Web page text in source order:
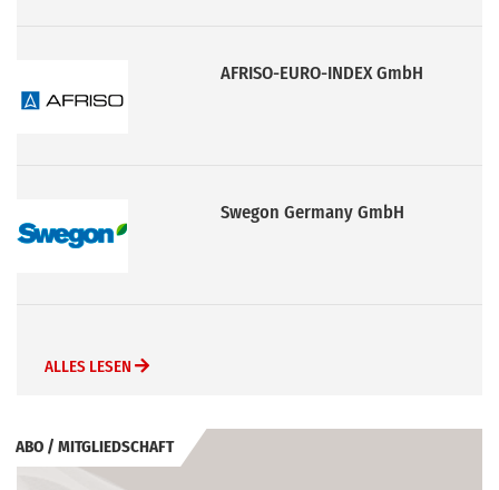
AFRISO-EURO-INDEX GmbH
Swegon Germany GmbH
ALLES LESEN
ABO / MITGLIEDSCHAFT